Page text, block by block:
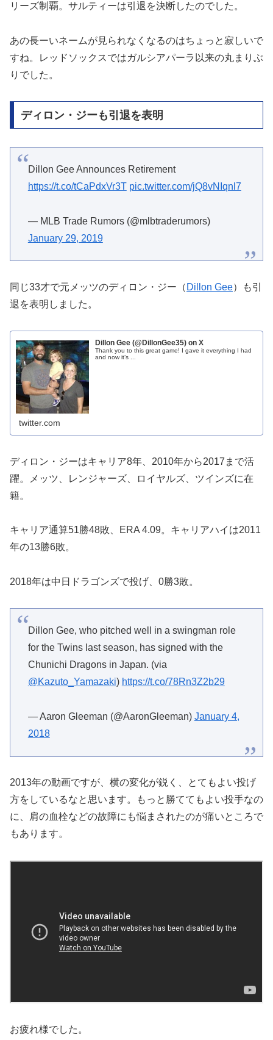
リーズ制覇。サルティーは引退を決断したのでした。
あの長ーいネームが見られなくなるのはちょっと寂しいで
すね。レッドソックスではガルシアパーラ以来の丸まりぶ
りでした。
ディロン・ジーも引退を表明
Dillon Gee Announces Retirement
https://t.co/tCaPdxVr3T pic.twitter.com/jQ8vNIqnl7
— MLB Trade Rumors (@mlbtraderumors)
January 29, 2019
同じ33才で元メッツのディロン・ジー（ Dillon Gee）も引
退を表明しました。
Dillon Gee (@DillonGee35) on X
Thank you to this great game! I gave it everything I had
and now it’s ...
twitter.com
ディロン・ジーはキャリア8年、2010年から2017まで活
躍。メッツ、レンジャーズ、ロイヤルズ、ツインズに在
籍。
キャリア通算51勝48敗、ERA 4.09。キャリアハイは2011
年の13勝6敗。
2018年は中日ドラゴンズで投げ、0勝3敗。
Dillon Gee, who pitched well in a swingman role
for the Twins last season, has signed with the
Chunichi Dragons in Japan. (via
@Kazuto_Yamazaki) https://t.co/78Rn3Z2b29
— Aaron Gleeman (@AaronGleeman) January 4,
2018
2013年の動画ですが、横の変化が鋭く、とてもよい投げ
方をしているなと思います。もっと勝ててもよい投手なの
に、肩の血栓などの故障にも悩まされたのが痛いところで
もあります。
お疲れ様でした。